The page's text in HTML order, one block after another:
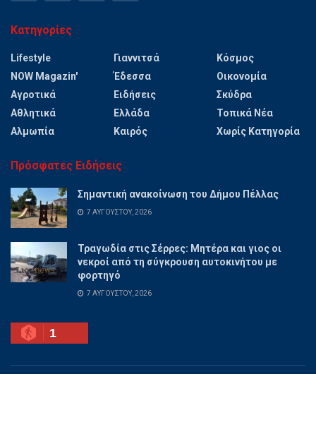
Κατηγορίες
Lifestyle
NOW Magazin'
Αγροτικά
Αθλητικά
Αλμωπία
Γιαννιτσά
Έδεσσα
Ειδήσεις
Ελλάδα
Καιρός
Κόσμος
Οικονομία
Σκύδρα
Τοπικά Νέα
Χωρίς Κατηγορία
Πρόσφατες Ειδήσεις
Σημαντική ανακοίνωση του Δήμου Πέλλας
7 ΑΥΓΟΎΣΤΟΥ, 2026
Τραγωδία στις Σέρρες: Μητέρα και γιος οι
νεκροί από τη σύγκρουση αυτοκινήτου με
φορτηγό
7 ΑΥΓΟΎΣΤΟΥ, 2026
1